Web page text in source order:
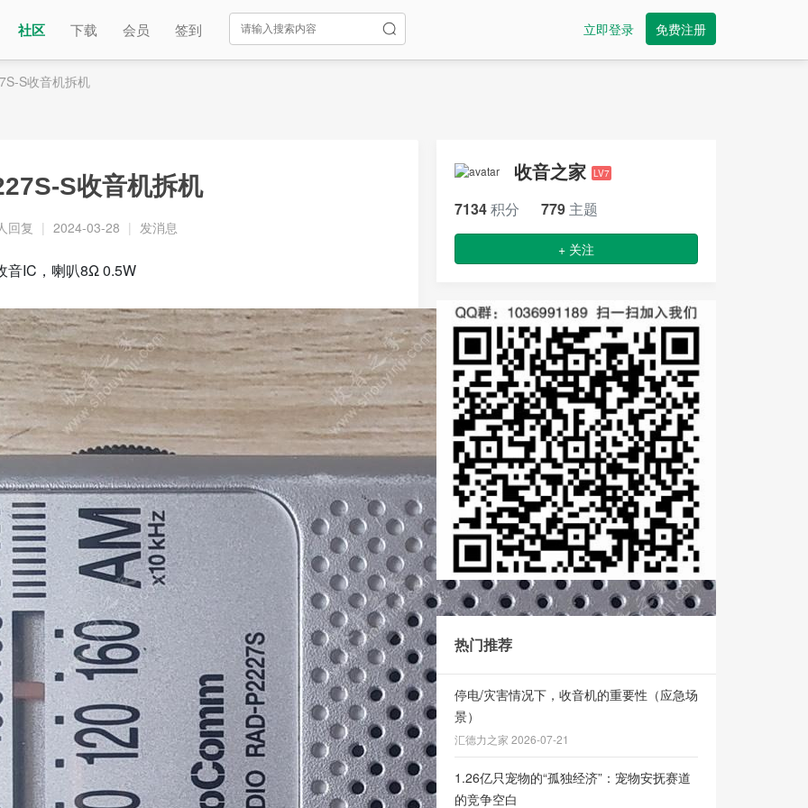
社区 下载 会员 签到 立即登录 免费注册
S收音机拆机
S收音机拆机
回复 | 2024-03-28 | 发消息
音IC，喇叭8Ω 0.5W
收音之家 LV7
7134积分 779 主题
+ 关注
热门推荐
停电/灾害情况下，收音机的重要性（应急场
景）
汇德力之家 2026-07-21
1.26亿只宠物的“孤独经济”：宠物安抚赛道
的竞争空白